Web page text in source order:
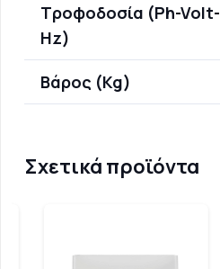
Τροφοδοσία (Ph-Volt-
Hz)
Βάρος (Kg)
Σχετικά προϊόντα